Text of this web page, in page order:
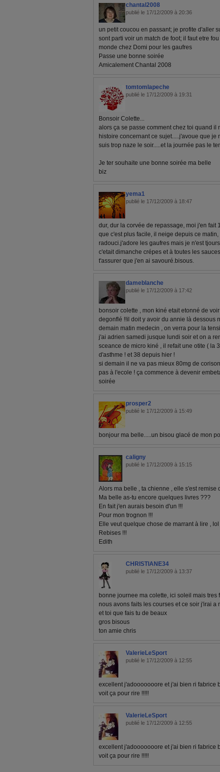
chantal2008
publié le 17/12/2009 à 20:36
un petit coucou en passant; je profite d'aller
sont parti voir un match de foot; il faut etre
monde chez Domi pour les gaufres
Passe une bonne soirée
Amicalement Chantal 2008
tomtomlapeche
publié le 17/12/2009 à 19:31
Bonsoir Colette...
alors ça se passe comment chez toi quand
histoire concernant ce sujet.....j'avoue que
suis trop naze le soir.....et la journée pas le
Je ter souhaite une bonne soirée ma belle
biz
yema1
publié le 17/12/2009 à 18:47
dur, dur la corvée de repassage, moi j'en fait
que c'est plus facile, il neige depuis ce
radouci.j'adore les gaufres mais je n'est
c'etait dimanche crépes et à toutes les
t'assurer que j'en ai savouré.bisous.
dameblanche
publié le 17/12/2009 à 17:42
bonsoir colette , mon kiné etait etonné de
degonflé !!il doit y avoir du annie là dessous
demain matin medecin , on verra pour la
j'ai adrien samedi jusque lundi soir et on a
sceance de micro kiné , il refait une otite ( la
d'asthme ! et 38 depuis hier !
si demain il ne va pas mieux 80mg de
pas à l'ecole ! ça commence à devenir
soirée
prosper2
publié le 17/12/2009 à 15:49
bonjour ma belle.....un bisou glacé de mon
caligny
publié le 17/12/2009 à 15:15
Alors ma belle , ta chienne , elle s'est remise
Ma belle as-tu encore quelques livres ???
En fait j'en aurais besoin d'un !!!
Pour mon trognon !!!
Elle veut quelque chose de marrant à lire , lol
Rebises !!!
Edith
CHRISTIANE34
publié le 17/12/2009 à 13:37
bonne journee ma colette, ici soleil mais tres
nous avons faits les courses et ce soir j'irai a
et toi que fais tu de beaux
gros bisous
ton amie chris
ValerieLeSport
publié le 17/12/2009 à 12:55
excellent j'adooooooore et j'ai bien ri fabrice
voit ça pour rire !!!!!
ValerieLeSport
publié le 17/12/2009 à 12:55
excellent j'adooooooore et j'ai bien ri fabrice
voit ça pour rire !!!!!